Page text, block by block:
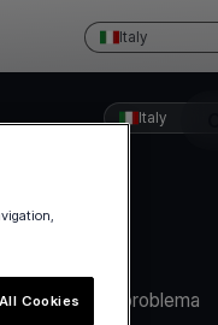
Italy
Italy
Segnalare un problema
Cookies